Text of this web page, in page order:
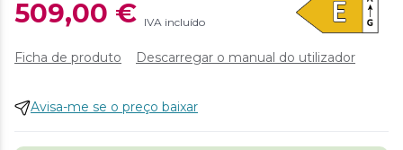
509,00 € IVA incluído
Ficha de produto Descarregar o manual do utilizador
Avisa-me se o preço baixar